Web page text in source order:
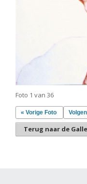
Foto 1 van 36
« Vorige Foto
Terug naar de